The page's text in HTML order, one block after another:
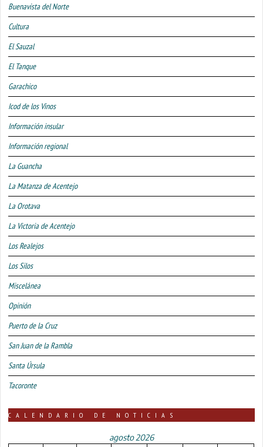
Buenavista del Norte
Cultura
El Sauzal
El Tanque
Garachico
Icod de los Vinos
Información insular
Información regional
La Guancha
La Matanza de Acentejo
La Orotava
La Victoria de Acentejo
Los Realejos
Los Silos
Miscelánea
Opinión
Puerto de la Cruz
San Juan de la Rambla
Santa Úrsula
Tacoronte
CALENDARIO DE NOTICIAS
agosto 2026